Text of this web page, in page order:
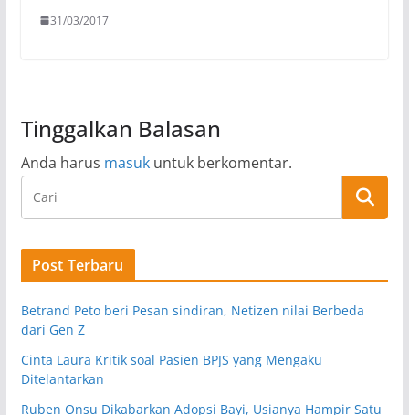
31/03/2017
Tinggalkan Balasan
Anda harus masukuntuk berkomentar.
Post Terbaru
Betrand Peto beri Pesan sindiran, Netizen nilai Berbeda
dari Gen Z
Cinta Laura Kritik soal Pasien BPJS yang Mengaku
Ditelantarkan
Ruben Onsu Dikabarkan Adopsi Bayi, Usianya Hampir Satu